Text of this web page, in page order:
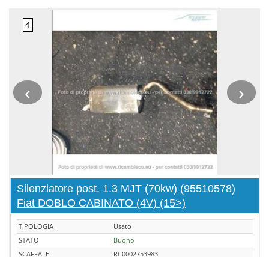
‹ ›
Silenziatore post. 1.3 MJT (70kw) (95510578)
Fiat DOBLO CABINATO (4V) (15>)
TIPOLOGIA
Usato
STATO
Buono
SCAFFALE
RC0002753983